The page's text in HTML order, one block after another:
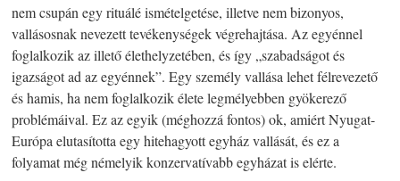
nem csupán egy rituálé ismételgetése, illetve nem bizonyos,
vallásosnak nevezett tevékenységek végrehajtása. Az egyénnel
foglalkozik az illető élethelyzetében, és így „szabadságot és
igazságot ad az egyénnek”. Egy személy vallása lehet félrevezető
és hamis, ha nem foglalkozik élete legmélyebben gyökerező
problémáival. Ez az egyik (méghozzá fontos) ok, amiért Nyugat-
Európa elutasította egy hitehagyott egyház vallását, és ez a
folyamat még némelyik konzervatívabb egyházat is elérte.